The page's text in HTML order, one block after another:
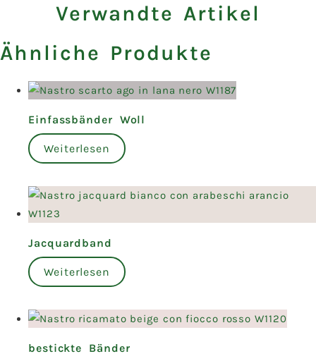
Verwandte Artikel
Ähnliche Produkte
Einfassbänder Woll
Weiterlesen
Jacquardband
Weiterlesen
bestickte Bänder